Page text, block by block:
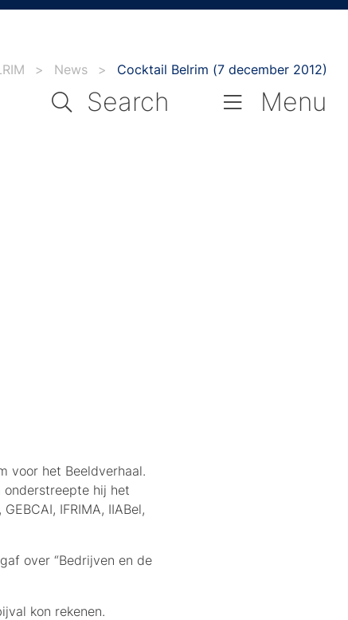
> News > Cocktail Belrim (7 december 2012)
Search Menu
voor het Beeldverhaal.
onderstreepte hij het
IFRIMA, IIABel,
over “Bedrijven en de
kon rekenen.